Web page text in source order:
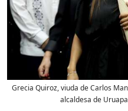
Grecia Quiroz, viuda de Carlos
alcaldesa de